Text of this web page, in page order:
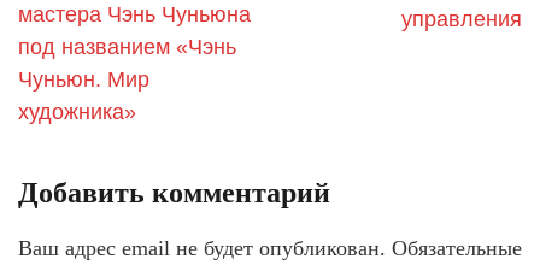
мастера Чэнь Чуньюна
под названием «Чэнь
Чуньюн. Мир
художника»
управления
Добавить комментарий
Ваш адрес email не будет опубликован. Обязательные